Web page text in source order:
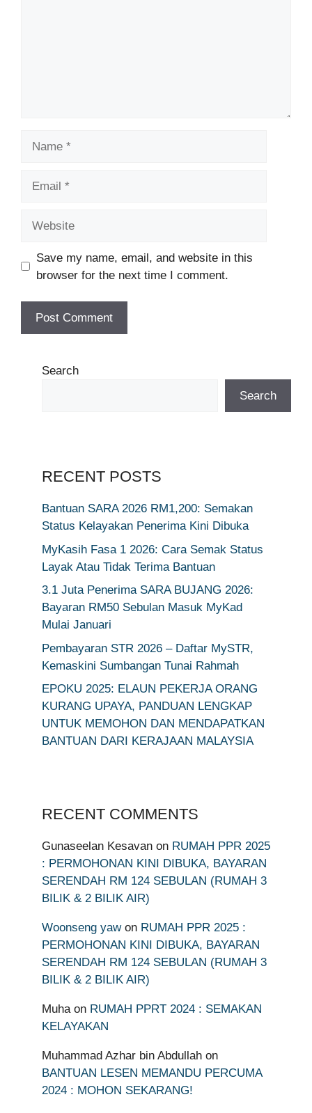
Save my name, email, and website in this
browser for the next time I comment.
Search
Search
RECENT POSTS
Bantuan SARA 2026 RM1,200: Semakan
Status Kelayakan Penerima Kini Dibuka
MyKasih Fasa 1 2026: Cara Semak Status
Layak Atau Tidak Terima Bantuan
3.1 Juta Penerima SARA BUJANG 2026:
Bayaran RM50 Sebulan Masuk MyKad
Mulai Januari
Pembayaran STR 2026 – Daftar MySTR,
Kemaskini Sumbangan Tunai Rahmah
EPOKU 2025: ELAUN PEKERJA ORANG
KURANG UPAYA, PANDUAN LENGKAP
UNTUK MEMOHON DAN MENDAPATKAN
BANTUAN DARI KERAJAAN MALAYSIA
RECENT COMMENTS
Gunaseelan Kesavan on RUMAH PPR 2025
: PERMOHONAN KINI DIBUKA, BAYARAN
SERENDAH RM 124 SEBULAN (RUMAH 3
BILIK & 2 BILIK AIR)
Woonseng yawon RUMAH PPR 2025 :
PERMOHONAN KINI DIBUKA, BAYARAN
SERENDAH RM 124 SEBULAN (RUMAH 3
BILIK & 2 BILIK AIR)
Muhaon RUMAH PPRT 2024 : SEMAKAN
KELAYAKAN
Muhammad Azhar bin Abdullah on
BANTUAN LESEN MEMANDU PERCUMA
2024 : MOHON SEKARANG!